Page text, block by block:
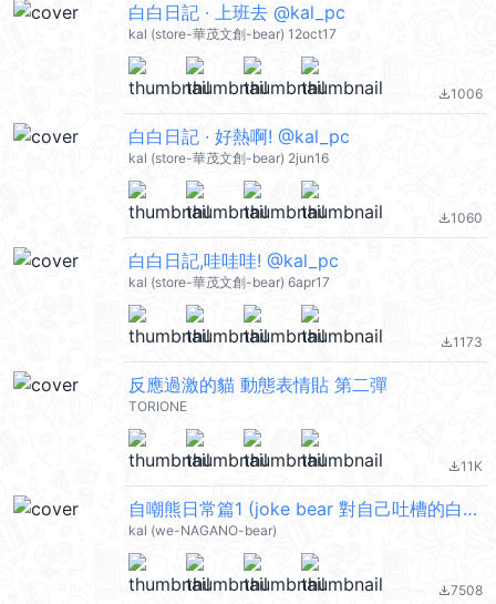
白白日記 · 上班去 @kal_pc
kal (store-華茂文創-bear) 12oct17
file_download1006
白白日記 · 好熱啊! @kal_pc
kal (store-華茂文創-bear) 2jun16
file_download1060
白白日記,哇哇哇! @kal_pc
kal (store-華茂文創-bear) 6apr17
file_download1173
反應過激的貓 動態表情貼 第二彈
TORIONE
file_download11K
自嘲熊日常篇1 (joke bear 對自己吐槽的白熊) @kal_pc
kal (we-NAGANO-bear)
file_download7508